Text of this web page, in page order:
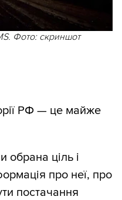
Фото: скриншот
РФ — це майже
обрана ціль і
про неї, про
постачання